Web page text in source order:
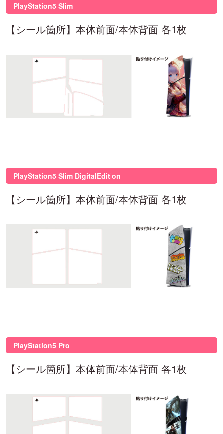
PlayStation5 Slim
【シール箇所】本体前面/本体背面 各1枚
PlayStation5 Slim DigitalEdition
【シール箇所】本体前面/本体背面 各1枚
PlayStation5 Pro
【シール箇所】本体前面/本体背面 各1枚